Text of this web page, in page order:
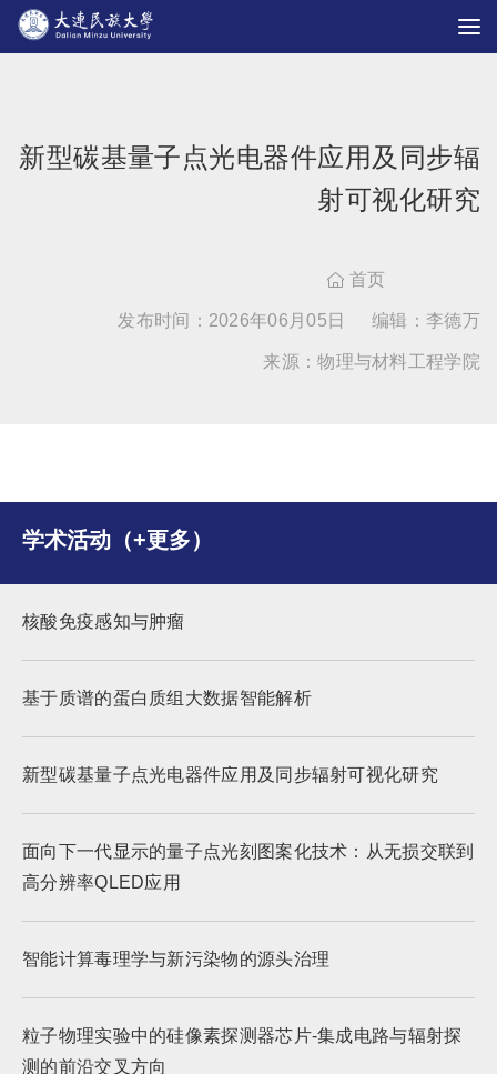
新型碳基量子点光电器件应用及同步辐
射可视化研究
 首页
发布时间：2026年06月05日 编辑：李德万
来源：物理与材料工程学院
学术活动（+更多）
核酸免疫感知与肿瘤
基于质谱的蛋白质组大数据智能解析
新型碳基量子点光电器件应用及同步辐射可视化研究
面向下一代显示的量子点光刻图案化技术：从无损交联到
高分辨率QLED应用
智能计算毒理学与新污染物的源头治理
粒子物理实验中的硅像素探测器芯片-集成电路与辐射探
测的前沿交叉方向